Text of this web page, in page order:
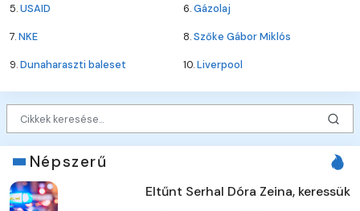
5.USAID 6.Gázolaj
7.NKE 8.Szőke Gábor Miklós
9.Dunaharaszti baleset 10.Liverpool
Népszerű
Eltűnt Serhal Dóra Zeina, keressük